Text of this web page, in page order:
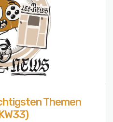
Themen